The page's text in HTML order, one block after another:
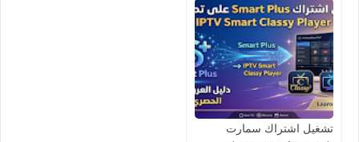
تشغيل اشتراك سمارت